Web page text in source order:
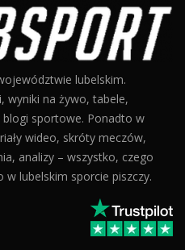
lubelskim.
wyniki na żywo, tabele,
sportowe. Ponadto w
wideo, skróty meczów,
analizy – wszystko, czego
lubelskim sporcie piszczy.